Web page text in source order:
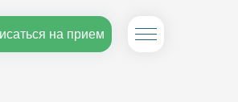
на прием